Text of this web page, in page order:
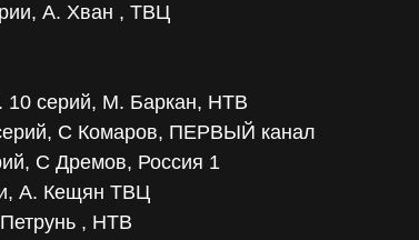
А. Хван , ТВЦ
серий, М. Баркан, НТВ
С Комаров, ПЕРВЫЙ канал
С Дремов, Россия 1
А. Кещян ТВЦ
, НТВ